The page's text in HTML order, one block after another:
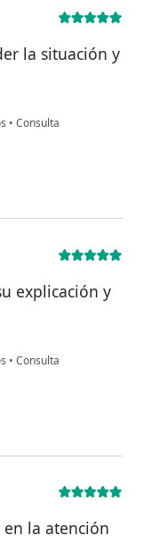
la situación y
• Consulta
explicación y
• Consulta
la atención